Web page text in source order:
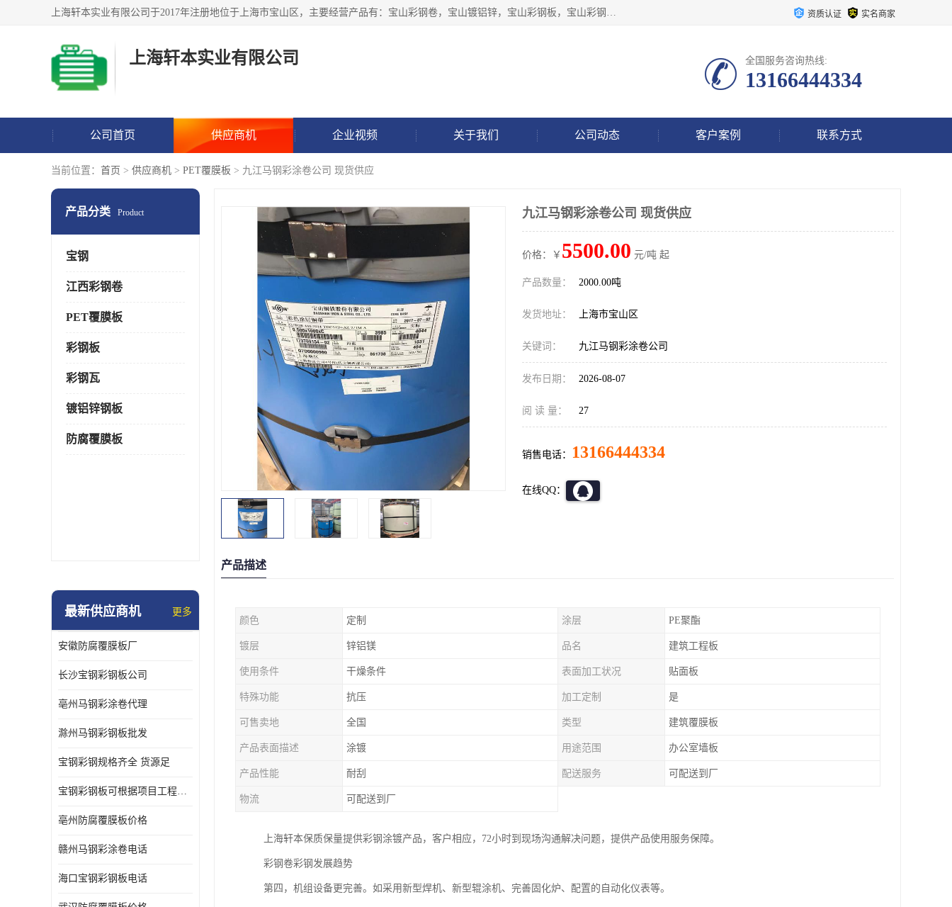
上海轩本实业有限公司于2017年注册地位于上海市宝山区，主要经营产品有：宝山彩钢卷，宝山镀铝锌，宝山彩钢板，宝山彩钢瓦等产品的生产和销售。 资质认证 实名商家
上海轩本实业有限公司 全国服务咨询热线:
13166444334
公司首页 供应商机 企业视频 关于我们 公司动态 客户案例 联系方式
当前位置： 首页 > 供应商机 > PET覆膜板 > 九江马钢彩涂卷公司 现货供应
产品分类 Product
宝钢
江西彩钢卷
PET覆膜板
彩钢板
彩钢瓦
镀铝锌钢板
防腐覆膜板
最新供应商机 更多
安徽防腐覆膜板厂
长沙宝钢彩钢板公司
亳州马钢彩涂卷代理
滁州马钢彩钢板批发
宝钢彩钢规格齐全 货源足
宝钢彩钢板可根据项目工程定制
亳州防腐覆膜板价格
赣州马钢彩涂卷电话
海口宝钢彩钢板电话
九江马钢彩涂卷公司 现货供应
价格：￥ 5500.00 元/吨 起
产品数量： 2000.00吨
发货地址： 上海市宝山区
关键词： 九江马钢彩涂卷公司
发布日期： 2026-08-07
阅 读 量： 27
销售电话： 13166444334
在线QQ：
产品描述
颜色 定制 涂层 PE聚酯
镀层 锌铝镁 品名 建筑工程板
使用条件 干燥条件 表面加工状况 贴面板
特殊功能 抗压 加工定制 是
可售卖地 全国 类型 建筑覆膜板
产品表面描述 涂镀 用途范围 办公室墙板
产品性能 耐刮 配送服务 可配送到厂
物流 可配送到厂
上海轩本保质保量提供彩钢涂镀产品，客户相应，72小时到现场沟通解决问题，提供产品使用服务保障。
彩钢卷彩钢发展趋势
第四，机组设备更完善。如采用新型焊机、新型辊涂机、完善固化炉、配置的自动化仪表等。